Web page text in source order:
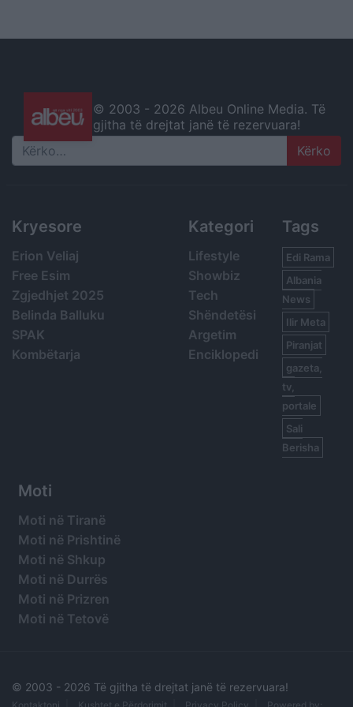
© 2003 - 2026 Albeu Online Media. Të
gjitha të drejtat janë të rezervuara!
Search
Kryesore
Erion Veliaj
Free Esim
Zgjedhjet 2025
Belinda Balluku
SPAK
Kombëtarja
Kategori
Lifestyle
Showbiz
Tech
Shëndetësi
Argetim
Enciklopedi
Tags
Edi Rama
Albania
News
Ilir Meta
Piranjat
gazeta,
tv,
portale
Sali
Berisha
Moti
Moti në Tiranë
Moti në Prishtinë
Moti në Shkup
Moti në Durrës
Moti në Prizren
Moti në Tetovë
© 2003 - 2026 Të gjitha të drejtat janë të rezervuara!